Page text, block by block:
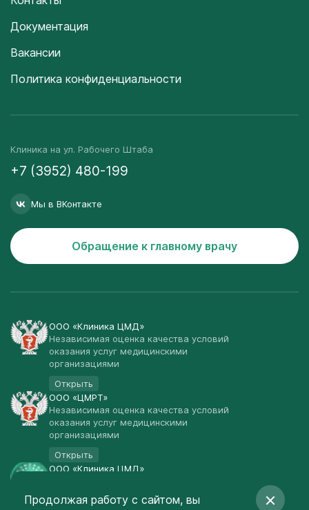
Документация
Вакансии
Политика конфиденциальности
Клиника на ул. Рабочего Штаба
+7 (3952) 480-199
Мы в ВКонтакте
Обращение к главному врачу
ООО «Клиника ЦМД»
Независимая оценка качества условий
оказания услуг медицинскими
организациями
Открыть
ООО «ЦМРТ»
Независимая оценка качества условий
оказания услуг медицинскими
организациями
Открыть
ООО «Клиника ЦМД»
Открыть
Продолжая работу с сайтом, вы